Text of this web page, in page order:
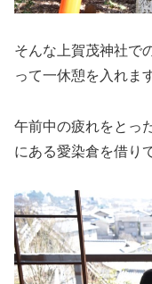
そんな上賀茂神社で
って一休憩を入れま
午前中の疲れをとっ
にある愛染倉を借り